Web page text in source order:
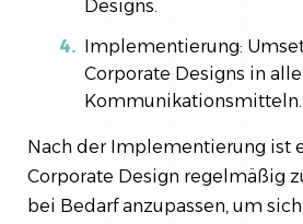
Designs.
Implementierung:
Corporate Designs in
Kommunikationsmitteln.
Nach der Implementierung ist
Corporate Design regelmäßig
bei Bedarf anzupassen, um